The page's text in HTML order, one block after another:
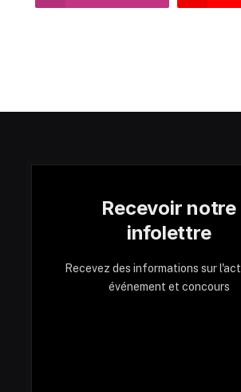
Recevoir notre
infolettre
Recevez des informations sur
événement et concours